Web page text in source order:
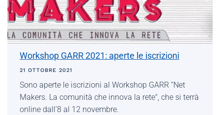
Workshop GARR 2021: aperte le iscrizioni
21 OTTOBRE 2021
Sono aperte le iscrizioni al Workshop GARR “Net
Makers. La comunità che innova la rete", che si terrà
online dall’8 al 12 novembre.